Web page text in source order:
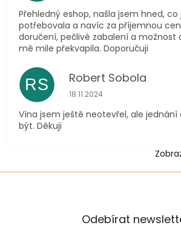
Přehledný eshop, našla jsem hned, co
potřebovala a navíc za příjemnou
doručení, pečlivé zabalení a možnost
mě mile překvapila. Doporučuji
RS Robert Sobola
Hodnocení obchodu je 5 z
18.11.2024
Vína jsem ještě neotevřel, ale jednání
být. Děkuji
Odebírat